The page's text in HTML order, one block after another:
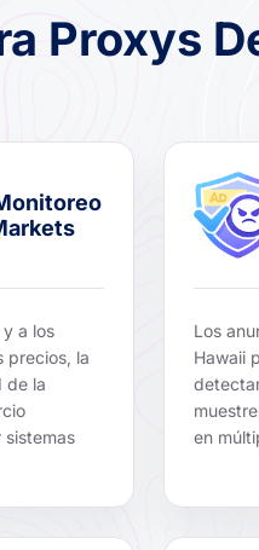
Proxys
a los
precios, la
de la
sistemas
Los
Hawaii
en